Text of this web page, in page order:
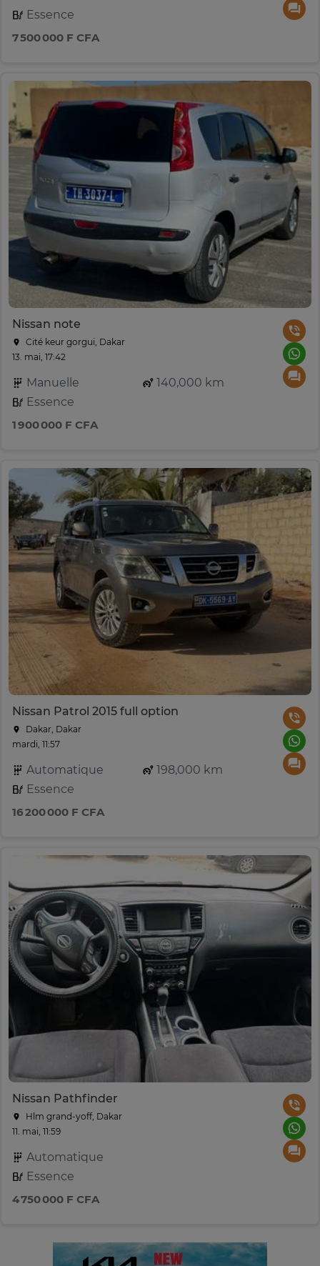
Essence
7 500 000 F CFA
Nissan note
Cité keur gorgui, Dakar
13. mai, 17:42
Manuelle
140,000 km
Essence
1 900 000 F CFA
Nissan Patrol 2015 full option
Dakar, Dakar
mardi, 11:57
Automatique
198,000 km
Essence
16 200 000 F CFA
Nissan Pathfinder
Hlm grand-yoff, Dakar
11. mai, 11:59
Automatique
Essence
4 750 000 F CFA